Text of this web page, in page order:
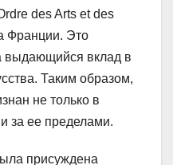
des Arts et des
Франции. Это
выдающийся вклад в
Таким образом,
не только в
за ее пределами.
присуждена